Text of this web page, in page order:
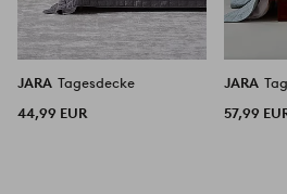
JARA Tagesdecke
44,99 EUR
JARA
57,99